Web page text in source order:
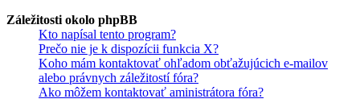
Záležitosti okolo phpBB
Kto napísal tento program?
Prečo nie je k dispozícii funkcia X?
Koho mám kontaktovať ohľadom obťažujúcich e-mailov
alebo právnych záležitostí fóra?
Ako môžem kontaktovať aministrátora fóra?